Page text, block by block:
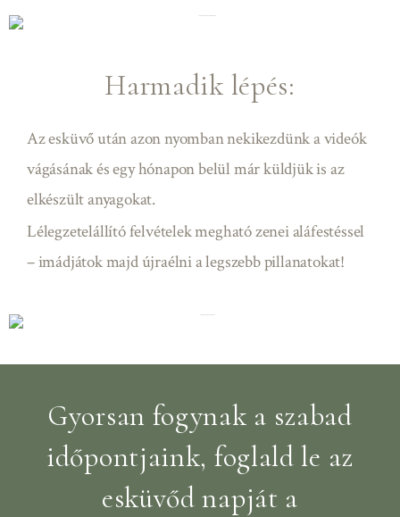
Harmadik lépés:
Az esküvő után azon nyomban nekikezdünk a videók
vágásának és egy hónapon belül már küldjük is az
elkészült anyagokat.
Lélegzetelállító felvételek megható zenei aláfestéssel
– imádjátok majd újraélni a legszebb pillanatokat!
Gyorsan fogynak a szabad
időpontjaink, foglald le az
esküvőd napját a